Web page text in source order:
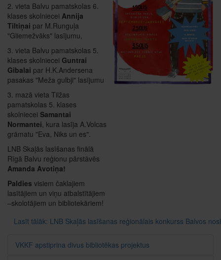
2. vieta Balvu pamatskolas 6.
klases skolniecei Annija
Tiltiņai par M.Runguļa
"Gliemežvāks" lasījumu,
3. vieta Balvu pamatskolas 5.
klases skolniecei Guntrai
Gibalai par H.K.Andersena
pasakas "Meža gulbji" lasījumu
3. mazā vieta Tilžas
pamatskolas 5. klases
skolniecei Samantai
Normantei , kura lasīja A.Volcas
grāmatu "Eva, Niks un es".
LNB Skaļās lasīšanas finālā
Rīgā Balvu reģionu pārstāvēs
Amanda Avotiņa!
Paldies visiem čaklajiem
lasītājiem un viņu atbalstītājiem
–skolotājiem un bibliotekāriem!
Lasīt tālāk: LNB Skaļās lasīšanas reģionālais konkurss Balvos
VKKF apstiprina divus bibliotēkas projektus